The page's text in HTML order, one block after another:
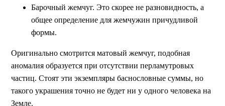
Барочный жемчуг. Это скорее не разновидность, а
общее определение для жемчужин причудливой
формы.
Оригинально смотрится матовый жемчуг, подобная
аномалия образуется при отсутствии перламутровых
частиц. Стоят эти экземпляры баснословные суммы, но
такого украшения точно не будет ни у одного человека на
Земле.